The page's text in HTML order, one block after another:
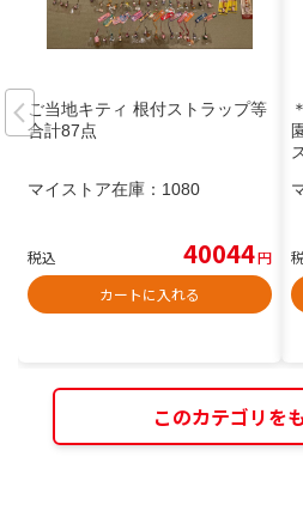
ご当地キティ 根付ストラップ等
合計87点
マイストア在庫： 1080
税込 40044円
カートに入れる
このカテゴリを